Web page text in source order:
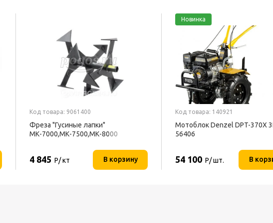
Код товара: 9061400
Фреза "Гусиные лапки"
МК-7000,МК-7500,МК-8000
4 845 Р/ кт В корзину
Новинка
Код товара: 140921
Мотоблок Denzel DPT-370X
56406
54 100 Р/ шт. В